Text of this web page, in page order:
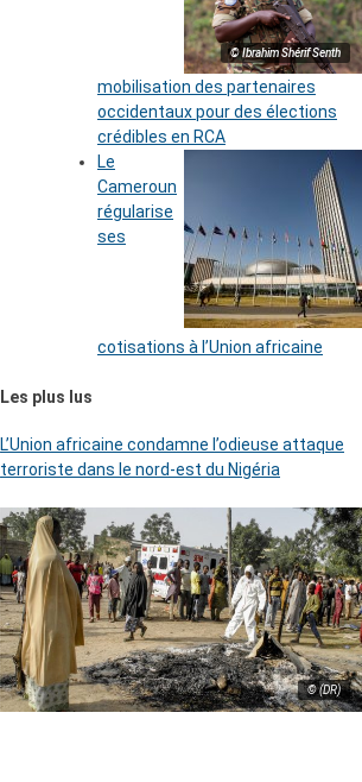
© Ibrahim Shérif Senth
mobilisation des partenaires
occidentaux pour des élections
crédibles en RCA
Le
Cameroun
régularise
ses
cotisations à l’Union africaine
Les plus lus
L’Union africaine condamne l’odieuse attaque
terroriste dans le nord-est du Nigéria
© (DR)